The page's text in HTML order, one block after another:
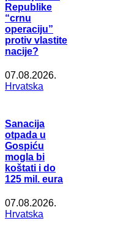
Republike
“crnu
operaciju”
protiv vlastite
nacije?
07.08.2026.
Hrvatska
Sanacija
otpada u
Gospiću
mogla bi
koštati i do
125 mil. eura
07.08.2026.
Hrvatska